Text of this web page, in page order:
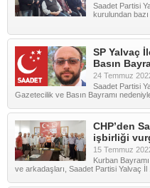
Saadet Partisi
kurulundan
SP Yalvaç
Basın
24 Temmuz
Saadet Partisi
Gazetecilik ve Basın Bayramı nedeniyle
CHP’den
işbirliği
15 Temmuz
Kurban
ve arkadaşları, Saadet Partisi Yalvaç İl